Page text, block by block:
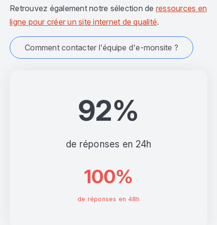
92%
de réponses en 24h
100%
de réponses en 48h
Retrouvez également notre sélection de ressources en
ligne pour créer un site internet de qualité.
Comment contacter l'équipe d'e-monsite ?